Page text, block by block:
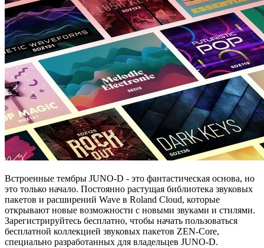
Встроенные тембры JUNO-D - это фантастическая основа, но
это только начало. Постоянно растущая библиотека звуковых
пакетов и расширений Wave в Roland Cloud, которые
открывают новые возможности с новыми звуками и стилями.
Зарегистрируйтесь бесплатно, чтобы начать пользоваться
бесплатной коллекцией звуковых пакетов ZEN-Core,
специально разработанных для владельцев JUNO-D.